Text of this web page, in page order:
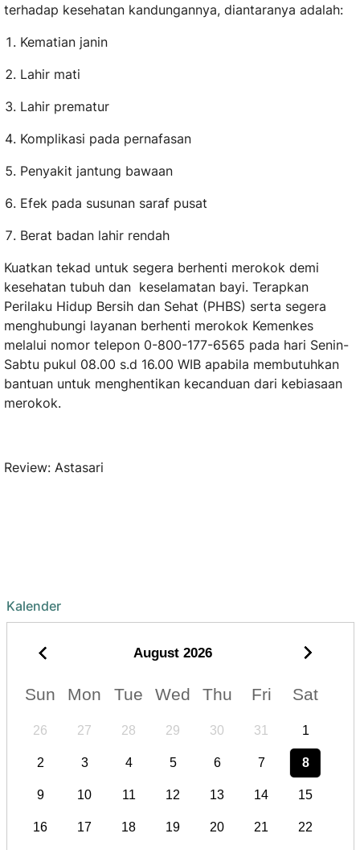
terhadap kesehatan kandungannya, diantaranya adalah:
Kematian janin
Lahir mati
Lahir prematur
Komplikasi pada pernafasan
Penyakit jantung bawaan
Efek pada susunan saraf pusat
Berat badan lahir rendah
Kuatkan tekad untuk segera berhenti merokok demi
kesehatan tubuh dan keselamatan bayi. Terapkan
Perilaku Hidup Bersih dan Sehat (PHBS) serta segera
menghubungi layanan berhenti merokok Kemenkes
melalui nomor telepon 0-800-177-6565 pada hari Senin-
Sabtu pukul 08.00 s.d 16.00 WIB apabila membutuhkan
bantuan untuk menghentikan kecanduan dari kebiasaan
merokok.
Review: Astasari
Kalender
August 2026
Sun Mon Tue Wed Thu Fri Sat
26 27 28 29 30 31 1
2 3 4 5 6 7 8
9 10 11 12 13 14 15
16 17 18 19 20 21 22